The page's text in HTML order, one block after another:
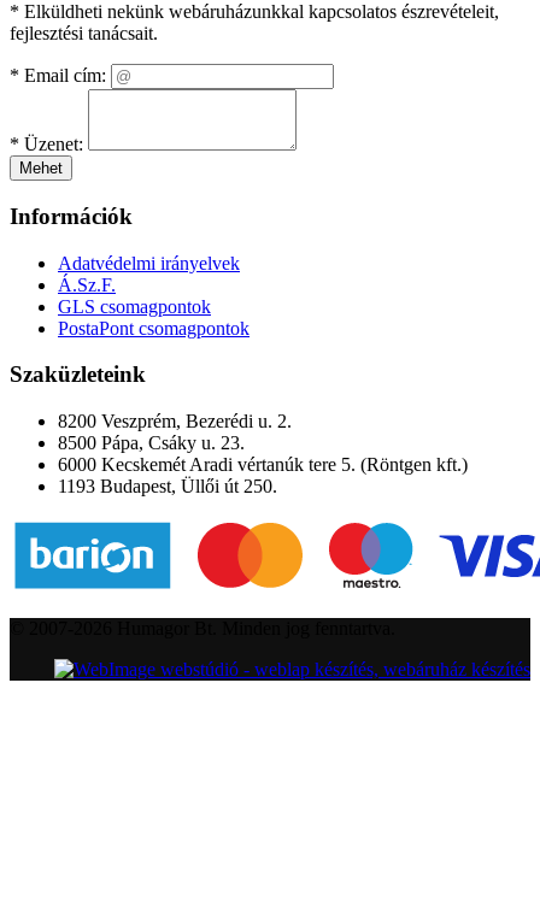
* Elküldheti nekünk webáruházunkkal kapcsolatos észrevételeit,
fejlesztési tanácsait.
* Email cím:
* Üzenet:
Mehet
Információk
Adatvédelmi irányelvek
Á.Sz.F.
GLS csomagpontok
PostaPont csomagpontok
Szaküzleteink
8200 Veszprém, Bezerédi u. 2.
8500 Pápa, Csáky u. 23.
6000 Kecskemét Aradi vértanúk tere 5. (Röntgen kft.)
1193 Budapest, Üllői út 250.